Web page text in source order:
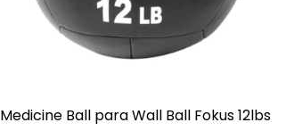
Medicine Ball para Wall Ball Fokus 12lbs